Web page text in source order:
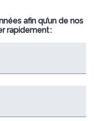
afin qu’un de nos
rapidement :